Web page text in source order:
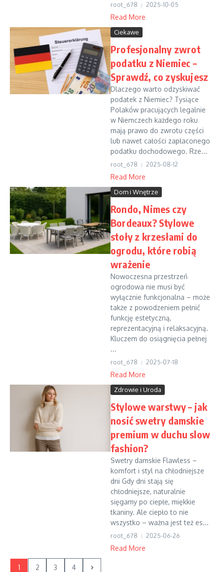
root_678 2025-10-05
Read More
Ciekawe
Profesjonalny zwrot
podatku z Niemiec –
Sprawdź, co zyskujesz
Dlaczego warto odzyskiwać
podatek z Niemiec? Tysiące
Polaków pracujących legalnie
w Niemczech każdego roku
mają prawo do zwrotu części
lub nawet całości zapłaconego
podatku dochodowego. Rze...
root_678 2025-08-12
Read More
Dom i Wnętrze
Rondo, Nimes czy
Bordeaux? Stylowe
stoły z krzesłami do
ogrodu, które robią
wrażenie
Nowoczesna przestrzeń
ogrodowa nie musi być
wyłącznie funkcjonalna – może
także z powodzeniem pełnić
funkcję estetyczną,
reprezentacyjną i relaksacyjną.
Kluczem do osiągnięcia pełnej
...
root_678 2025-07-18
Read More
Zdrowie i Uroda
Stylowe warstwy – jak
nosić swetry damskie
premium w duchu slow
fashion?
Swetry damskie Flawless –
komfort i styl na chłodniejsze
dni Gdy dni stają się
chłodniejsze, naturalnie
sięgamy po ciepłe, miękkie
tkaniny. Ale ciepło to nie
wszystko – ważna jest też es...
root_678 2025-06-26
Read More
1 2 3 4